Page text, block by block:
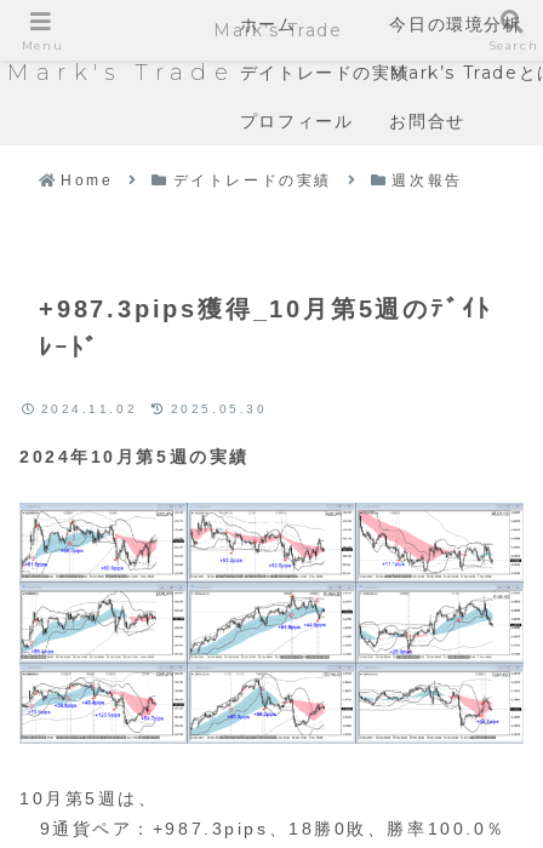
Mark's Trade
ホーム 今日の環境分析
デイトレードの実績Mark’s Tradeと
プロフィール お問合せ
Home デイトレードの実績 週次報告
+987.3pips獲得_10月第5週のﾃﾞｲﾄ
ﾚｰﾄﾞ
2024.11.02 2025.05.30
2024年10月第5週の実績
10月第5週は、
9通貨ペア：+987.3pips、18勝0敗、勝率100.0％
Menu
Mark's Trade
Search